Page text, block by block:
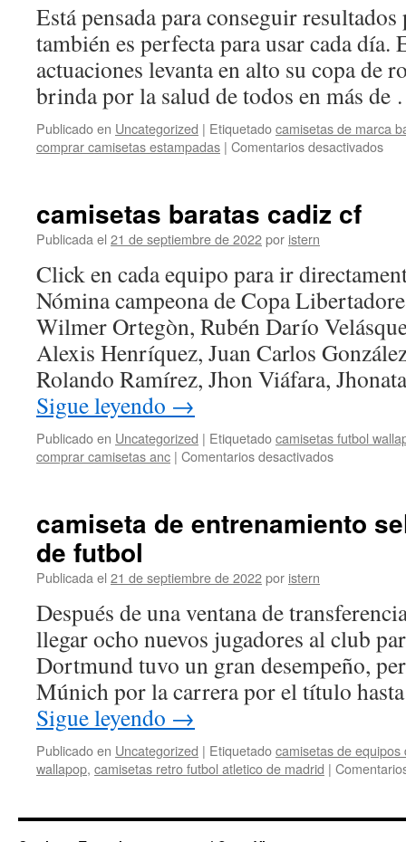
Está pensada para conseguir
también es perfecta para usar cada día.
actuaciones levanta en alto su copa de
brinda por la salud de todos en más
Publicado en Uncategorized | Etiquetadocamisetas de marca
comprar camisetas estampadas | Comentarios desactivadosen
camisetas baratas cadiz cf
Publicada el 21 de septiembre de 2022por istern
Click en cada equipo para ir
Nómina campeona de Copa
Wilmer Ortegòn, Rubén Darío
Alexis Henríquez, Juan Carlos
Rolando Ramírez, Jhon Viáfara,
Sigue leyendo →
Publicado en Uncategorized | Etiquetadocamisetas futbol
comprar camisetas anc | Comentarios desactivadosen
cf
camiseta de entrenamiento
de futbol
Publicada el 21 de septiembre de 2022por istern
Después de una ventana de
llegar ocho nuevos jugadores al club
Dortmund tuvo un gran desempeño,
Múnich por la carrera por el título
Sigue leyendo →
Publicado en Uncategorized | Etiquetadocamisetas de equipos
wallapop, camisetas retro futbol atletico de madrid |